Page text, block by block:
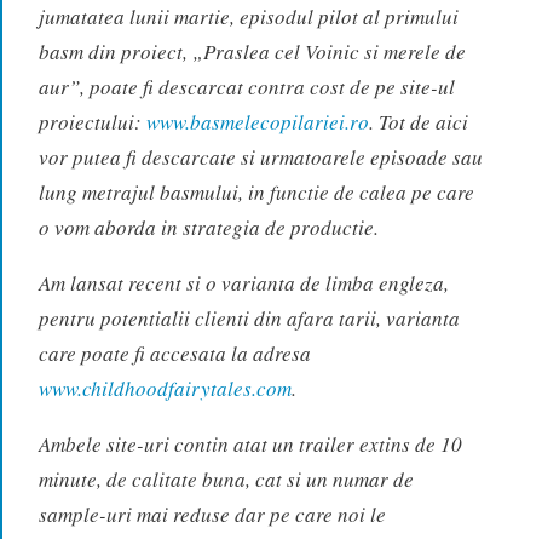
jumatatea lunii martie, episodul pilot al primului
basm din proiect, „Praslea cel Voinic si merele de
aur”, poate fi descarcat contra cost de pe site-ul
proiectului: www.basmelecopilariei.ro. Tot de aici
vor putea fi descarcate si urmatoarele episoade sau
lung metrajul basmului, in functie de calea pe care
o vom aborda in strategia de productie.
Am lansat recent si o varianta de limba engleza,
pentru potentialii clienti din afara tarii, varianta
care poate fi accesata la adresa
www.childhoodfairytales.com.
Ambele site-uri contin atat un trailer extins de 10
minute, de calitate buna, cat si un numar de
sample-uri mai reduse dar pe care noi le